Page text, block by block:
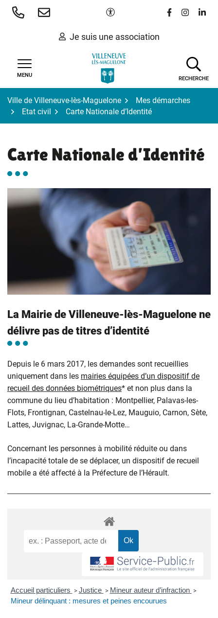
Aller
Paramètres d'accessibilité
Lien vers le
Lien vers
Lien
Je suis une association
MENU
RECHERCHE
Ville de Villeneuve-lès-Maguelone
Mes démarches
Etat civil
Carte Nationale d’Identité
Carte Nationale d’Identité
La Mairie de Villeneuve-lès-Maguelone ne
délivre pas de titres d’identité
Depuis le 6 mars 2017, les demandes sont recueillies
uniquement dans les mairies équipées d’un dispositif de
recueil des données biométriques* et non plus dans la
commune du lieu d’habitation : Montpellier, Palavas-les-
Flots, Frontignan, Castelnau-le-Lez, Mauguio, Carnon, Sète,
Lattes, Juvignac, La-Grande-Motte…
Concernant les personnes à mobilité réduite ou dans
l’incapacité totale de se déplacer, un dispositif de recueil
mobile a été affecté à la Préfecture de l’Hérault.
Accueil particuliers > Justice > Mineur auteur d’infraction >
Mineur délinquant : mesures et peines encourues